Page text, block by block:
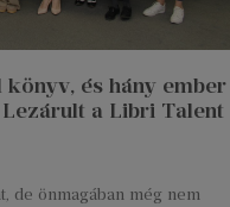
és hány ember
a Libri Talent
de önmagában még nem